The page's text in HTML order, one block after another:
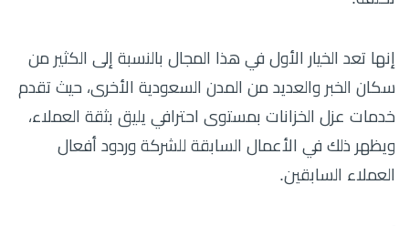
إنها تعد الخيار الأول في هذا المجال بالنسبة إلى الكثير من
سكان الخبر والعديد من المدن السعودية الأخرى، حيث تقدم
خدمات عزل الخزانات بمستوى احترافي يليق بثقة العملاء،
ويظهر ذلك في الأعمال السابقة للشركة وردود أفعال
العملاء السابقين.